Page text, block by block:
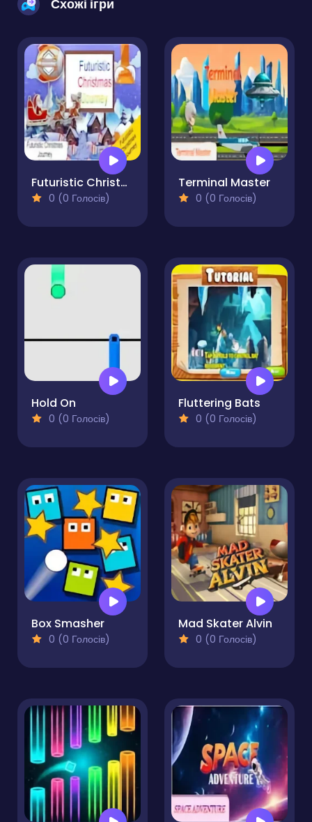
Схожі ігри
Futuristic Christmas Journey
0 (0 Голосів)
Terminal Master
0 (0 Голосів)
Hold On
0 (0 Голосів)
Fluttering Bats
0 (0 Голосів)
Box Smasher
0 (0 Голосів)
Mad Skater Alvin
0 (0 Голосів)